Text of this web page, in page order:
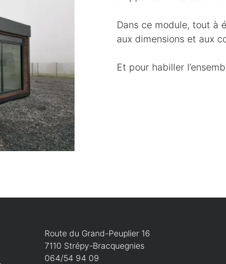
Vente Location
Dans ce module, tout à
aux dimensions et aux
Et pour habiller
Route du Grand-Peuplier 16
7110 Strépy-Bracquegnies
064/54 94 09